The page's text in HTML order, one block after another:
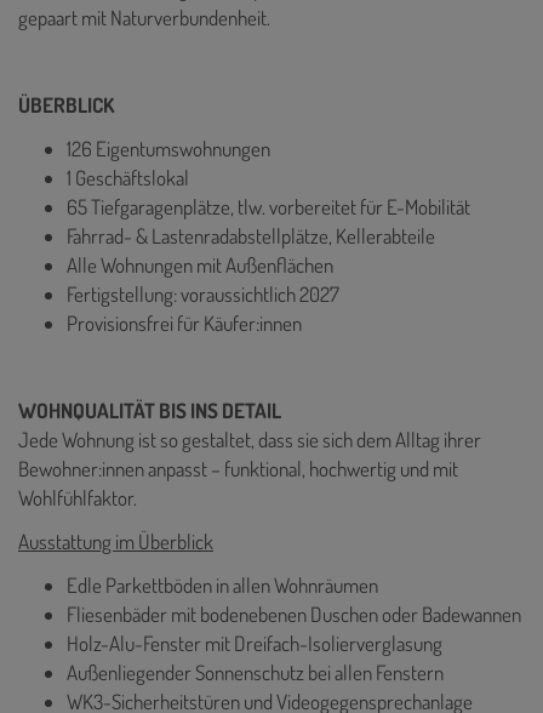
gepaart mit Naturverbundenheit.
ÜBERBLICK
126 Eigentumswohnungen
1 Geschäftslokal
65 Tiefgaragenplätze, tlw. vorbereitet für E-Mobilität
Fahrrad- & Lastenradabstellplätze, Kellerabteile
Alle Wohnungen mit Außenflächen
Fertigstellung: voraussichtlich 2027
Provisionsfrei für Käufer:innen
WOHNQUALITÄT BIS INS DETAIL
Jede Wohnung ist so gestaltet, dass sie sich dem Alltag ihrer
Bewohner:innen anpasst – funktional, hochwertig und mit
Wohlfühlfaktor.
Ausstattung im Überblick
Edle Parkettböden in allen Wohnräumen
Fliesenbäder mit bodenebenen Duschen oder Badewannen
Holz-Alu-Fenster mit Dreifach-Isolierverglasung
Außenliegender Sonnenschutz bei allen Fenstern
WK3-Sicherheitstüren und Videogegensprechanlage